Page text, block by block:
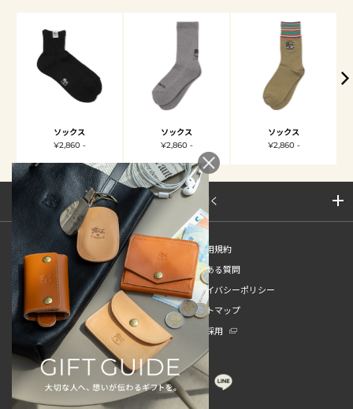
ソックス
¥2,860 -
ソックス
¥2,860 -
ソックス
¥2,860 -
サイトマップを開く
新規会員登録
ご利用規約
ご利用ガイド
よくある質問
特定商取引法
プライバシーポリシー
お問い合わせ
サイトマップ
販売スタッフ中途採用
新卒採用